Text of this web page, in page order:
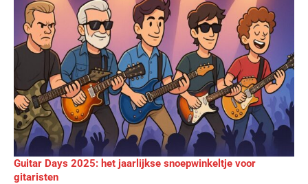
Guitar Days 2025: het jaarlijkse snoepwinkeltje voor
gitaristen